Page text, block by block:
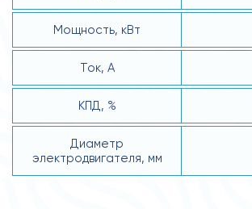
Мощность, кВт
Ток, А
КПД, %
Диаметр
электродвигателя, мм